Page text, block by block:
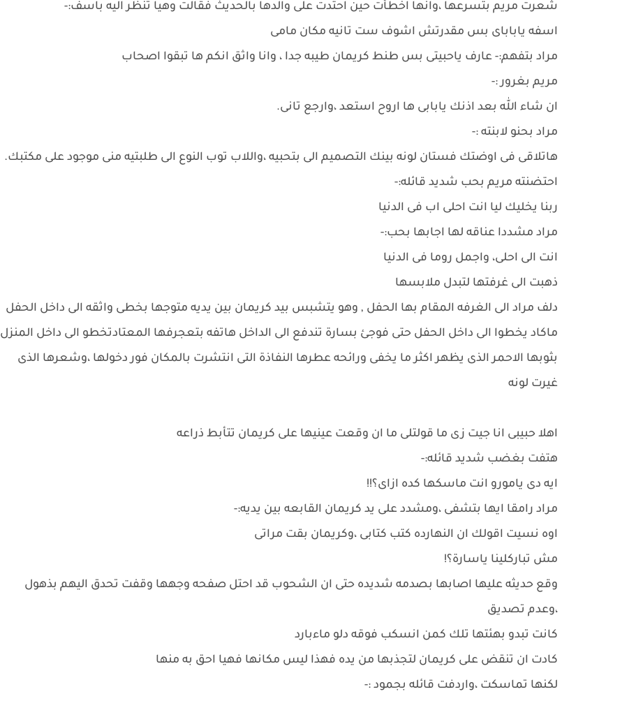
شعرت مريم بتسرعها ،وانها اخطأت حين احتدت على والدها بالحديث فقالت وهيا تنظر اليه باسف:-
اسفه ياباباى بس مقدرتش اشوف ست تانيه مكان مامى
مراد بتفهم:- عارف ياحبيتى بس طنط كريمان طيبه جدا ، وانا واثق انكم ها تبقوا اصحاب
مريم بغرور :-
ان شاء الله بعد اذنك يابابى ها اروح استعد ،وارجع تانى.
مراد بحنو لابنته :-
هاتلاقى فى اوضتك فستان لونه بينك التصميم الى بتحبيه ،واللاب توب النوع الى طلبتيه منى موجود على مكتبك.
احتضنته مريم بحب شديد قائله:-
ربنا يخليك ليا انت احلى اب فى الدنيا
مراد مشددا عناقه لها اجابها بحب:-
انت الى احلى، واجمل روما فى الدنيا
ذهبت الى غرفتها لتبدل ملابسها
دلف مراد الى الغرفه المقام بها الحفل , وهو يتشبس بيد كريمان بين يديه متوجها بخطى واثقه الى داخل الحفل
ماكاد يخطوا الى داخل الحفل حتى فوجئ بسارة تندفع الى الداخل هاتفه بتعجرفها المعتادتخطو الى داخل المنزل
بثوبها الاحمر الذى يظهر اكثر ما يخفى ورائحه عطرها النفاذة التى انتشرت بالمكان فور دخولها ،وشعرها الذى
غيرت لونه
اهلا حبيبى انا جيت زى ما قولتلى ما ان وقعت عينيها على كريمان تتأبط ذراعه
هتفت بغضب شديد قائله:-
ايه دى يامورو انت ماسكها كده ازاى؟!!
مراد رامقا ايها بتشفى ،ومشدد على يد كريمان القابعه بين يديه:-
اوه نسيت اقولك ان النهارده كتب كتابى ،وكريمان بقت مراتى
مش تباركلينا ياسارة؟!
وقع حديثه عليها اصابها بصدمه شديده حتى ان الشحوب قد احتل صفحه وجهها وقفت تحدق اليهم بذهول
،وعدم تصديق
كانت تبدو بهئتها تلك كمن انسكب فوقه دلو ماءبارد
كادت ان تنقض على كريمان لتجذبها من يده فهذا ليس مكانها فهيا احق به منها
لكنها تماسكت ،واردفت قائله بجمود :-